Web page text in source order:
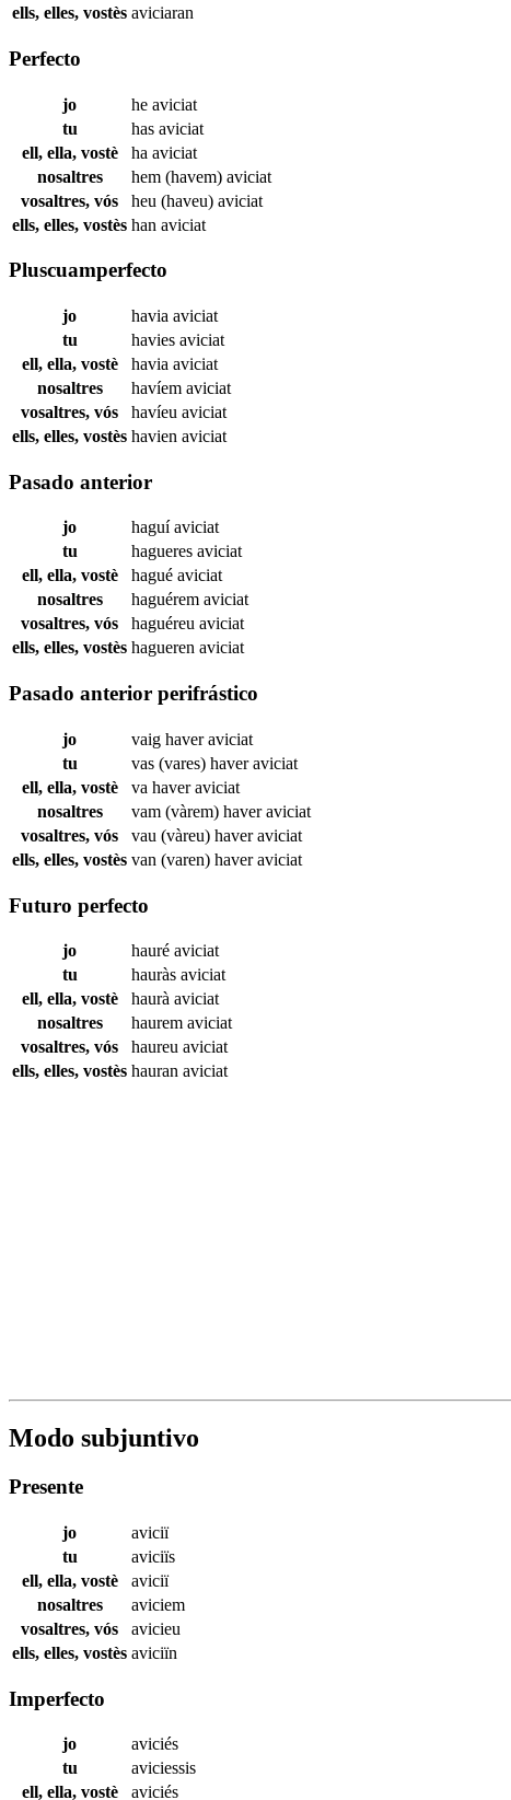
ells, elles, vostès aviciaran
Perfecto
jo he aviciat
tu
has aviciat
ell, ella, vostè
ha aviciat
nosaltres
hem (havem) aviciat
vosaltres, vós
heu (haveu) aviciat
ells, elles, vostès han aviciat
Pluscuamperfecto
jo havia aviciat
tu
havies aviciat
ell, ella, vostè
havia aviciat
nosaltres
havíem aviciat
vosaltres, vós
havíeu aviciat
ells, elles, vostès havien aviciat
Pasado anterior
jo haguíaviciat
tu
hagueres aviciat
ell, ella, vostè
hagué aviciat
nosaltres
haguérem aviciat
vosaltres, vós
haguéreu aviciat
ells, elles, vostès hagueren aviciat
Pasado anterior perifrástico
jo vaig haveraviciat
tu
vas (vares) haveraviciat
ell, ella, vostè
va haveraviciat
nosaltres
vam (vàrem) haveraviciat
vosaltres, vós
vau (vàreu) haveraviciat
ells, elles, vostès van (varen) haveraviciat
Futuro perfecto
jo hauré aviciat
tu
hauràs aviciat
ell, ella, vostè
haurà aviciat
nosaltres
haurem aviciat
vosaltres, vós
haureu aviciat
ells, elles, vostès hauran aviciat
Modo subjuntivo
Presente
jo
aviciï
tu
aviciïs
ell, ella, vostè
aviciï
nosaltres
aviciem
vosaltres, vós
avicieu
ells, elles, vostès aviciïn
Imperfecto
jo
aviciés
tu
aviciessis
ell, ella, vostè
aviciés